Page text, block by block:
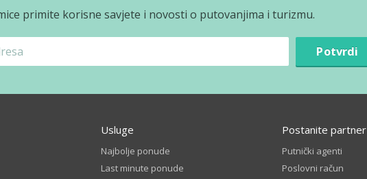
primite korisne savjete i novosti o putovanjima i turizmu.
Potvrdi
Usluge
Najbolje ponude
Last minute ponude
Postanite partner
Putnički agenti
Poslovni račun